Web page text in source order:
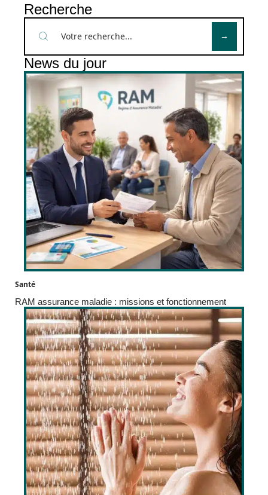
Recherche
News du jour
Santé
RAM assurance maladie : missions et fonctionnement